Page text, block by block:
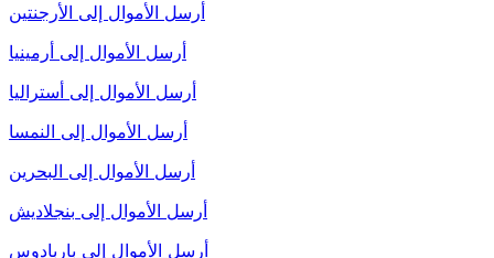
أرسل الأموال إلى الأرجنتين
أرسل الأموال إلى أرمينيا
أرسل الأموال إلى أستراليا
أرسل الأموال إلى النمسا
أرسل الأموال إلى البحرين
أرسل الأموال إلى بنجلاديش
أرسل الأموال إلى باربادوس